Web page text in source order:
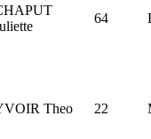
64
Theo 22